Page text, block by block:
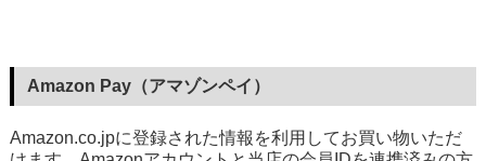
Amazon Pay（アマゾンペイ）
Amazon.co.jpに登録された情報を利用してお買い物いただ